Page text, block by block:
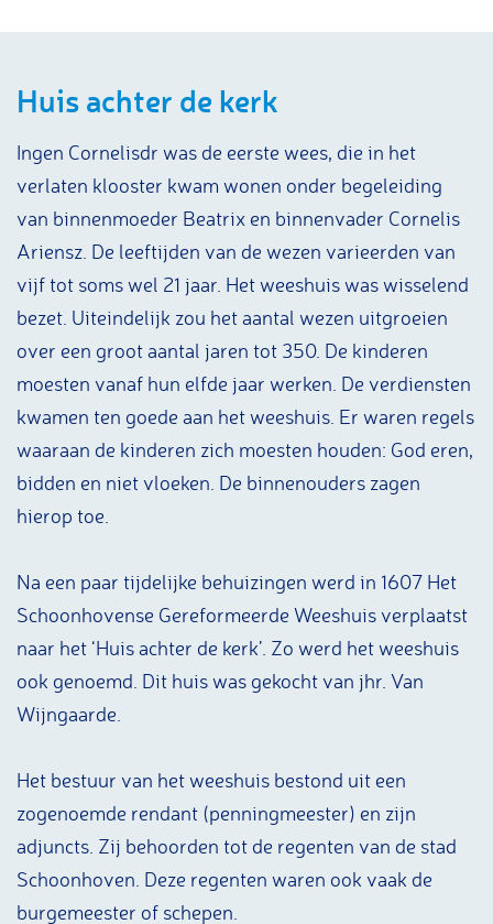
Huis achter de kerk
Ingen Cornelisdr was de eerste wees, die in het
verlaten klooster kwam wonen onder begeleiding
van binnenmoeder Beatrix en binnenvader Cornelis
Ariensz. De leeftijden van de wezen varieerden van
vijf tot soms wel 21 jaar. Het weeshuis was wisselend
bezet. Uiteindelijk zou het aantal wezen uitgroeien
over een groot aantal jaren tot 350. De kinderen
moesten vanaf hun elfde jaar werken. De verdiensten
kwamen ten goede aan het weeshuis. Er waren regels
waaraan de kinderen zich moesten houden: God eren,
bidden en niet vloeken. De binnenouders zagen
hierop toe.
Na een paar tijdelijke behuizingen werd in 1607 Het
Schoonhovense Gereformeerde Weeshuis verplaatst
naar het ‘Huis achter de kerk’. Zo werd het weeshuis
ook genoemd. Dit huis was gekocht van jhr. Van
Wijngaarde.
Het bestuur van het weeshuis bestond uit een
zogenoemde rendant (penningmeester) en zijn
adjuncts. Zij behoorden tot de regenten van de stad
Schoonhoven. Deze regenten waren ook vaak de
burgemeester of schepen.